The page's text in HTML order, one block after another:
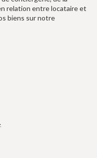
relation entre locataire et
biens sur notre